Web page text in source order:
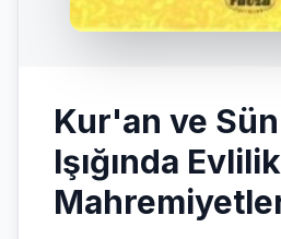
Kur'an ve
Işığında